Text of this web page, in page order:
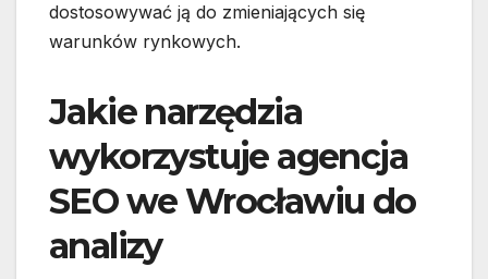
dostosowywać ją do zmieniających się
warunków rynkowych.
Jakie narzędzia
wykorzystuje agencja
SEO we Wrocławiu do
analizy